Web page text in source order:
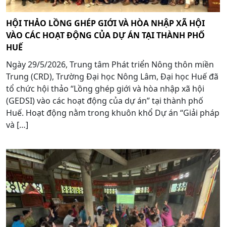
HỘI THẢO LỒNG GHÉP GIỚI VÀ HÒA NHẬP XÃ HỘI
VÀO CÁC HOẠT ĐỘNG CỦA DỰ ÁN TẠI THÀNH PHỐ
HUẾ
Ngày 29/5/2026, Trung tâm Phát triển Nông thôn miền
Trung (CRD), Trường Đại học Nông Lâm, Đại học Huế đã
tổ chức hội thảo “Lồng ghép giới và hòa nhập xã hội
(GEDSI) vào các hoạt động của dự án” tại thành phố
Huế. Hoạt động nằm trong khuôn khổ Dự án “Giải pháp
và […]